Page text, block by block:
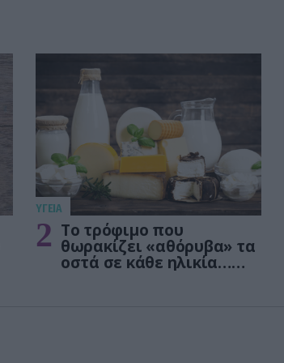
ΥΓΕΙΑ
2 Το τρόφιμο που
θωρακίζει «αθόρυβα» τα
οστά σε κάθε ηλικία…